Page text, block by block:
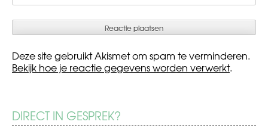
Deze site gebruikt Akismet om spam te verminderen.
Bekijk hoe je reactie gegevens worden verwerkt.
DIRECT IN GESPREK?